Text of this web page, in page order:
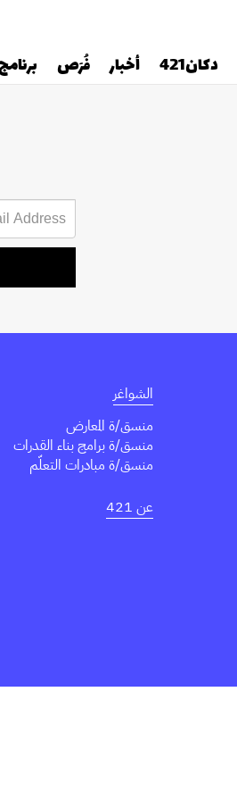
الشواغر
منسق/ة المعارض
منسق/ة برامج بناء القدرات
منسق/ة مبادرات التعلّم
عن 421
دكان421 أخبار فُرَص